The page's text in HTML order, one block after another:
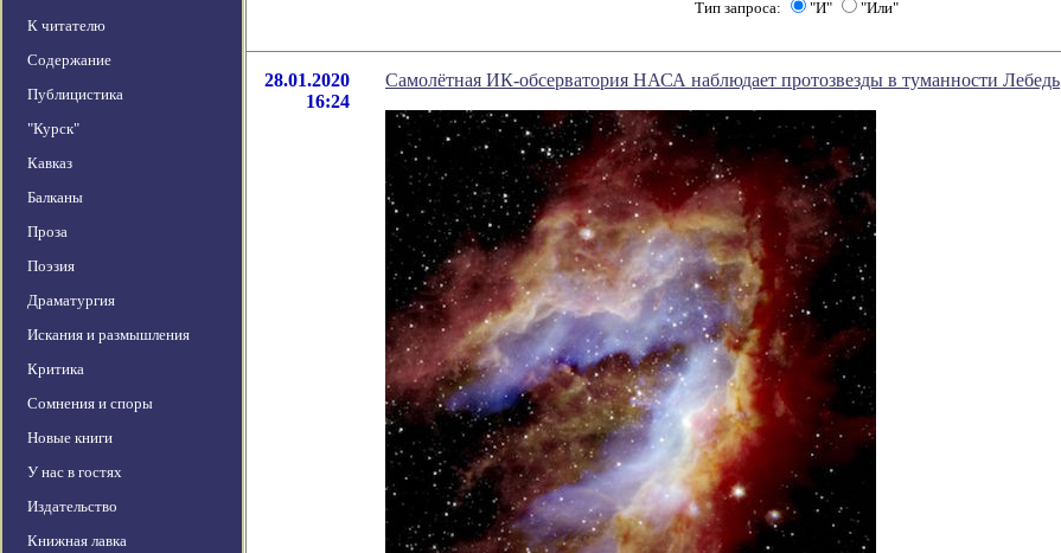
К читателю
Содержание
Публицистика
"Курск"
Кавказ
Балканы
Проза
Поэзия
Драматургия
Искания и размышления
Критика
Сомнения и споры
Новые книги
У нас в гостях
Издательство
Книжная лавка
Тип запроса: "И" "Или"
28.01.2020
16:24
Самолётная ИК-обсерватория НАСА наблюдает протозвезды в туманности Лебедь